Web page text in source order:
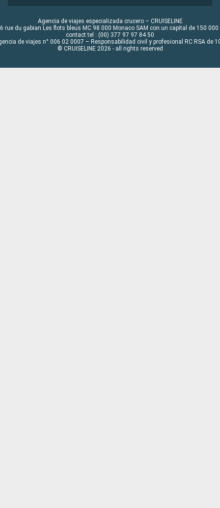
Agencia de viajes especializada crucero – CRUISELINE
rue du gabian Les flots bleus MC 98 000 Monaco SAM con un capital de 150 000
contact tel : (00) 377 97 97 84 50
de viajes n° 006 02 0007 – Responsabilidad civil y profesional RC RSA de
© CRUISELINE 2026 - all rights reserved